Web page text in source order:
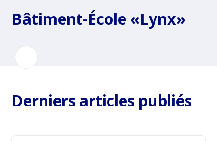
Bâtiment-École «Lynx»
Derniers articles publiés